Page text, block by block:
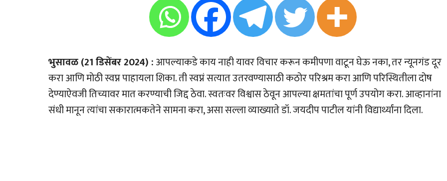
भुसावळ (21 डिसेंबर 2024) :आपल्याकडे काय नाही यावर विचार करून कमीपणा वाटून घेऊ नका, तर न्यूनगंड दूर
करा आणि मोठी स्वप्न पाहायला शिका. ती स्वप्नं सत्यात उतरवण्यासाठी कठोर परिश्रम करा आणि परिस्थितीला दोष
देण्याऐवजी तिच्यावर मात करण्याची जिद्द ठेवा. स्वतःवर विश्वास ठेवून आपल्या क्षमतांचा पूर्ण उपयोग करा. आव्हानांना
संधी मानून त्यांचा सकारात्मकतेने सामना करा, असा सल्ला व्याख्याते डॉ. जयदीप पाटील यांनी विद्यार्थ्यांना दिला.